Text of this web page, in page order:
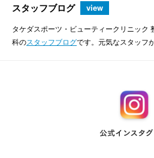
スタッフブログ view
タケダスポーツ・ビューティークリニック
科のスタッフブログです。元気なスタッフ